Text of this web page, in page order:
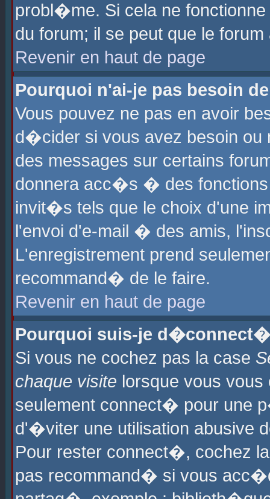
probl�me. Si cela ne
du forum; il se peut que le
Revenir en haut de page
Pourquoi n'ai-je pas besoin
Vous pouvez ne pas en avoir
d�cider si vous avez besoin ou
des messages sur certains
donnera acc�s � des fonctions
invit�s tels que le choix d'une
l'envoi d'e-mail � des amis,
L'enregistrement prend
recommand� de le faire.
Revenir en haut de page
Pourquoi suis-je
Si vous ne cochez pas la case
chaque visite lorsque vous
seulement connect� pour une
d'�viter une utilisation abusive
Pour rester connect�, cochez
pas recommand� si vous